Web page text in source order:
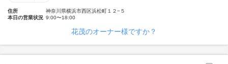
住所
神奈川県横浜市西区浜松町１２−５
本日の営業状況 9:00〜18:00
花茂のオーナー様ですか？